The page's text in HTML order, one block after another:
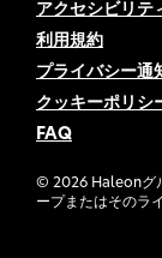
アクセシビリテ
利用規約
プライバシー通
クッキーポリシ
FAQ
© 2026 Haleonグ
ープまたはそのラ